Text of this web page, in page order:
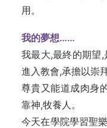
用。
我的夢想……
我最大,最終的期望
進入教會,承擔以崇
尊貴又能道成肉身
靠神,牧養人。
今天在學院學習聖